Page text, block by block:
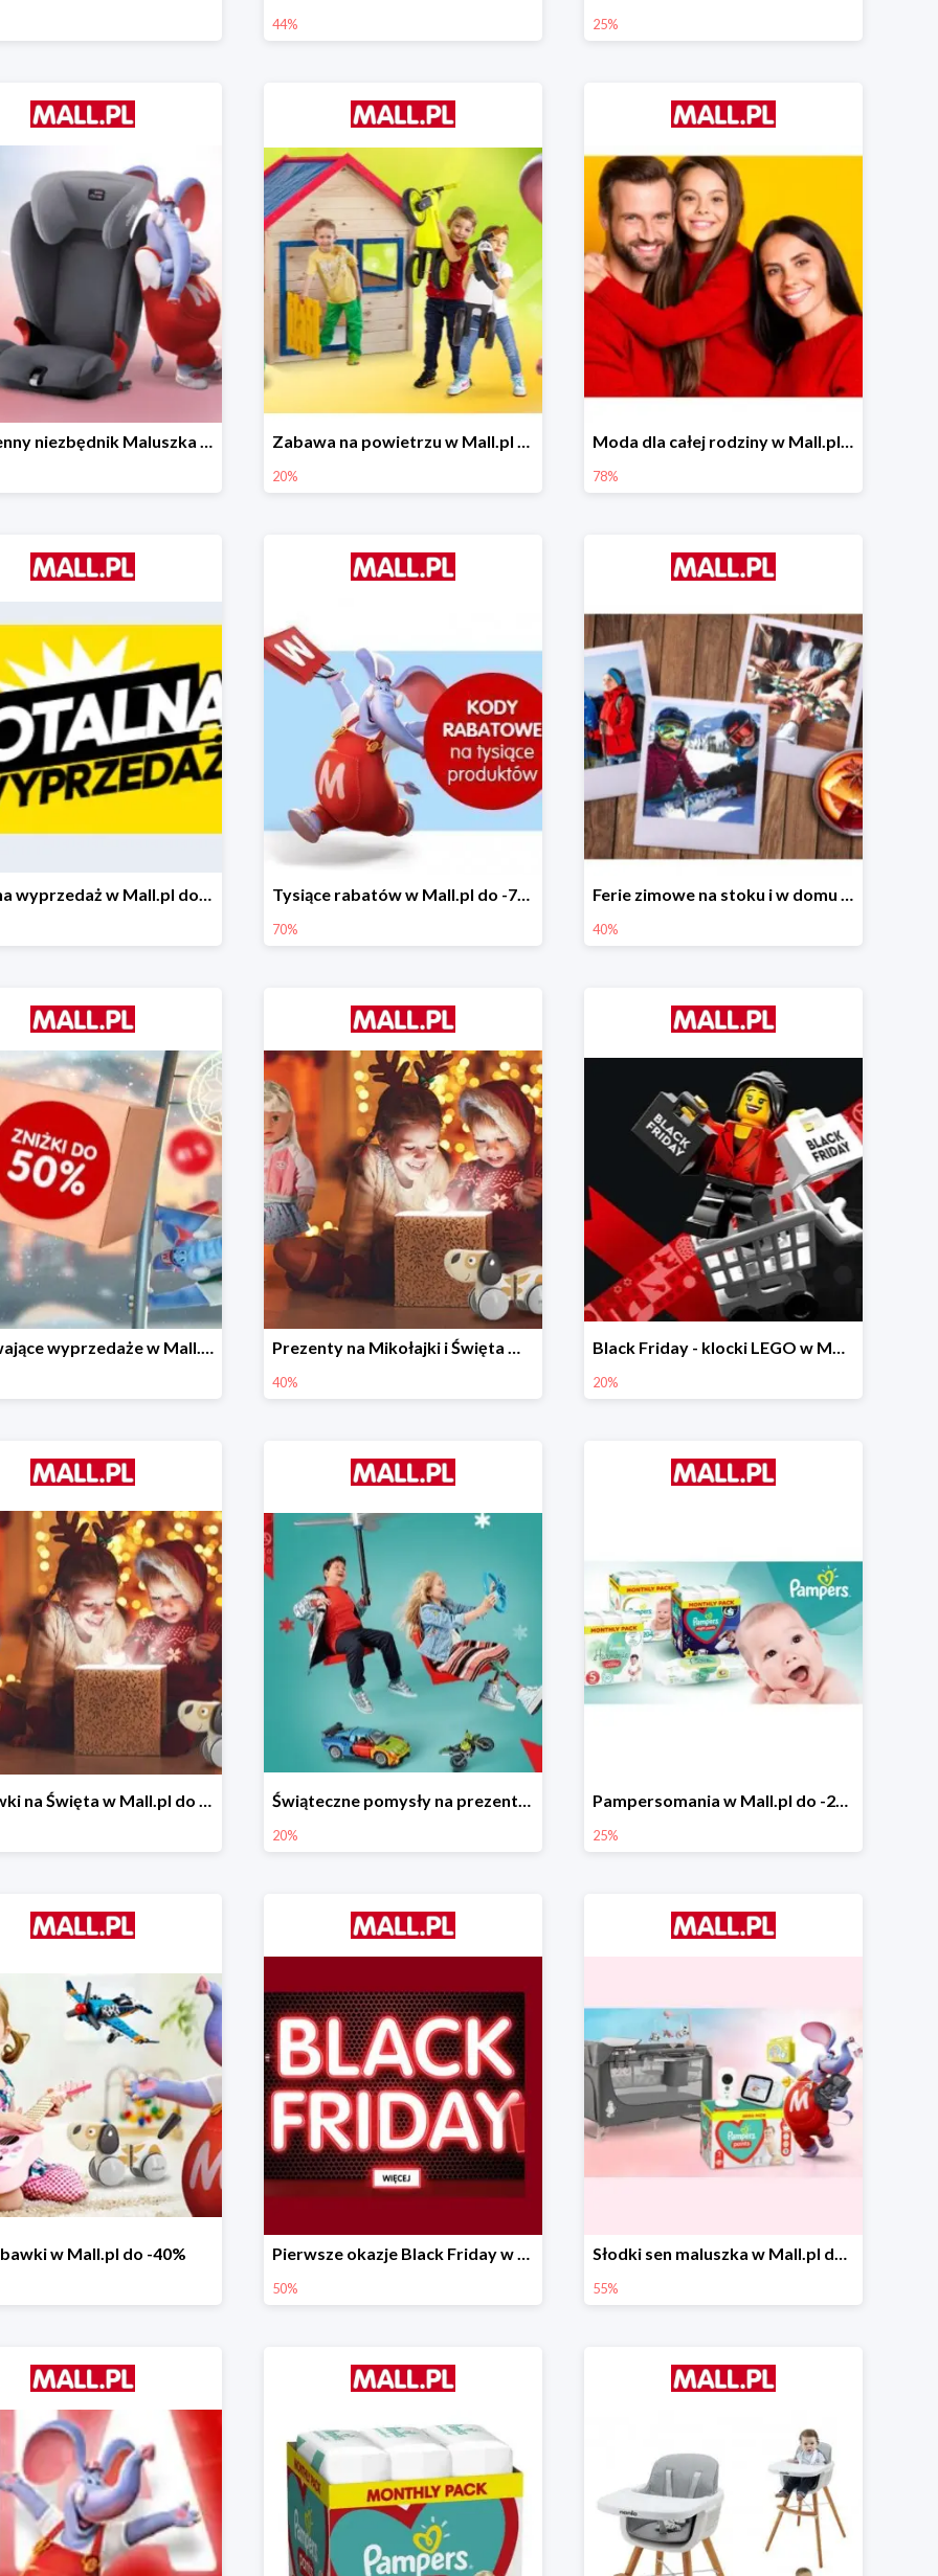
44% 25%
Wiosenny niezbędnik Maluszka w Mall.pl do -44% Zabawa na powietrzu w Mall.pl do -20%
20%
Moda dla całej rodziny w Mall.pl do -78%
78%
Totalna wyprzedaż w Mall.pl do -80% Tysiące rabatów w Mall.pl do -70%
70%
Ferie zimowe na stoku i w domu w Mall.pl do -40%
40%
Porywające wyprzedaże w Mall.pl do -50% Prezenty na Mikołajki i Święta w Mall.pl do -40%
40%
Black Friday - klocki LEGO w Mall.pl do -20%
20%
Zabawki na Święta w Mall.pl do -50% Świąteczne pomysły na prezenty od LEGO w Mall.pl do -20%
20%
Pampersomania w Mall.pl do -25%
25%
w Mall.pl do -40% Pierwsze okazje Black Friday w Mall.pl do -50%
50%
Słodki sen maluszka w Mall.pl do -55%
55%